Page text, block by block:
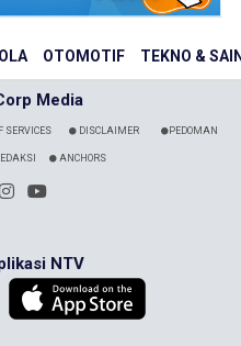
OTOMOTIF TEKNO &
Media
SERVICES DISCLAIMER PEDOMAN
ANCHORS
NTV